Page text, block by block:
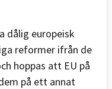
dålig europeisk
reformer ifrån de
hoppas att EU på
på ett annat